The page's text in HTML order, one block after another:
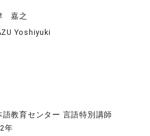
嘉之
Yoshiyuki
語教育センター 言語特別講師
年